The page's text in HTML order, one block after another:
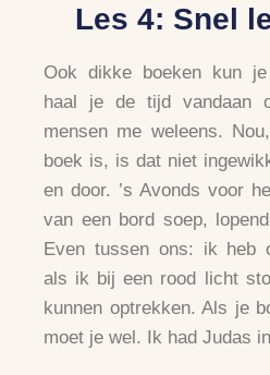
Les 4: Snel
Ook dikke boeken kun
haal je de tijd vandaan
mensen me weleens.
boek is, is dat niet
en door. ’s Avonds voor
van een bord soep,
Even tussen ons: ik heb
als ik bij een rood licht
kunnen optrekken. Als je
moet je wel. Ik had Judas